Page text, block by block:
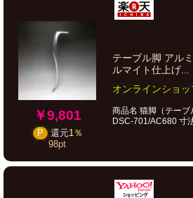
￥9,801
P 還元1％
98pt
テーブル脚 アル
ルマイト仕上げ...
オンラインショ
商品名 猫脚（テー
DSC-701/AC680 寸